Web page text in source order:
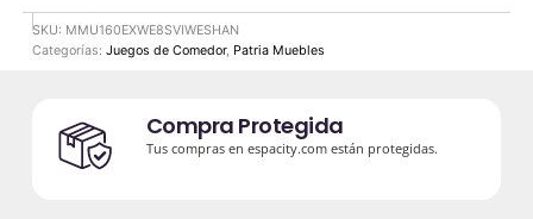
SKU: MMU160EXWE8SVIWESHAN
Categorías: Juegos de Comedor, Patria Muebles
Compra Protegida
Tus compras en espacity.com están protegidas.